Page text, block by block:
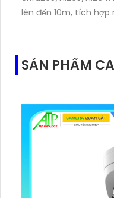
lên đến 10m, tích
SẢN PHẨM